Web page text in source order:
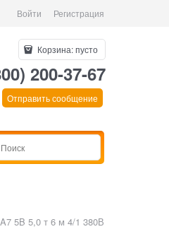
Войти Регистрация
Корзина:пусто
200-37-67
Отправить сообщение
5B 5,0 т 6 м 4/1 380В